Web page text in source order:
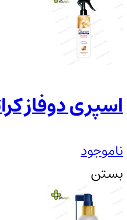
اسپری دوفاز
ناموجود
بستن